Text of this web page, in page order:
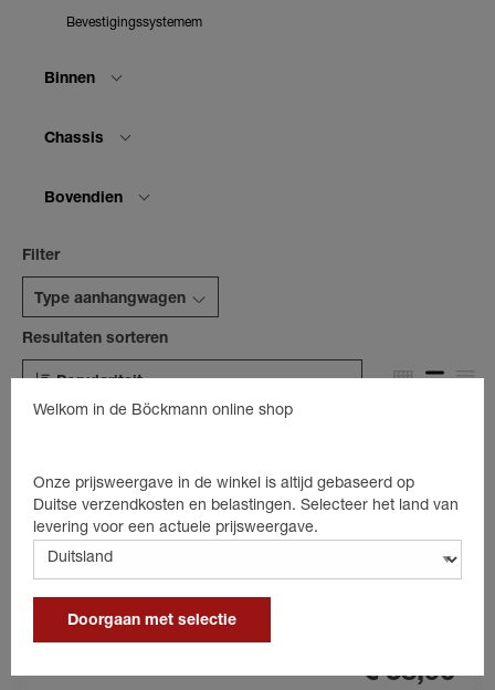
Bevestigingssystemem
Binnen
Chassis
Bovendien
Filter
Type aanhangwagen
Resultaten sorteren
Populariteit
Lijm voor rubberen
vloer/kleppenmat 670 g blik
Inhoud: blik van 670 g
€ 38,90
Welkom in de Böckmann online shop
Onze prijsweergave in de winkel is altijd gebaseerd op
Duitse verzendkosten en belastingen. Selecteer het land van
levering voor een actuele prijsweergave.
Doorgaan met selectie